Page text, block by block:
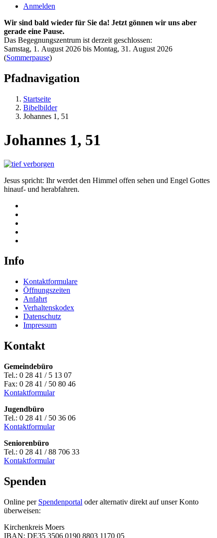
Anmelden
Wir sind bald wieder für Sie da! Jetzt gönnen wir uns aber
gerade eine Pause.
Das Begegnungszentrum ist derzeit geschlossen:
Samstag, 1. August 2026 bis Montag, 31. August 2026
(Sommerpause)
Pfadnavigation
Startseite
Bibelbilder
Johannes 1, 51
Johannes 1, 51
Jesus spricht: Ihr werdet den Himmel offen sehen und Engel Gottes
hinauf- und herabfahren.
Info
Kontaktformulare
Öffnungszeiten
Anfahrt
Verhaltenskodex
Datenschutz
Impressum
Kontakt
Gemeindebüro
Tel.: 0 28 41 / 5 13 07
Fax: 0 28 41 / 50 80 46
Kontaktformular
Jugendbüro
Tel.: 0 28 41 / 50 36 06
Kontaktformular
Seniorenbüro
Tel.: 0 28 41 / 88 706 33
Kontaktformular
Spenden
Online per Spendenportal oder alternativ direkt auf unser Konto
überweisen:
Kirchenkreis Moers
IBAN: DE35 3506 0190 8803 1170 05